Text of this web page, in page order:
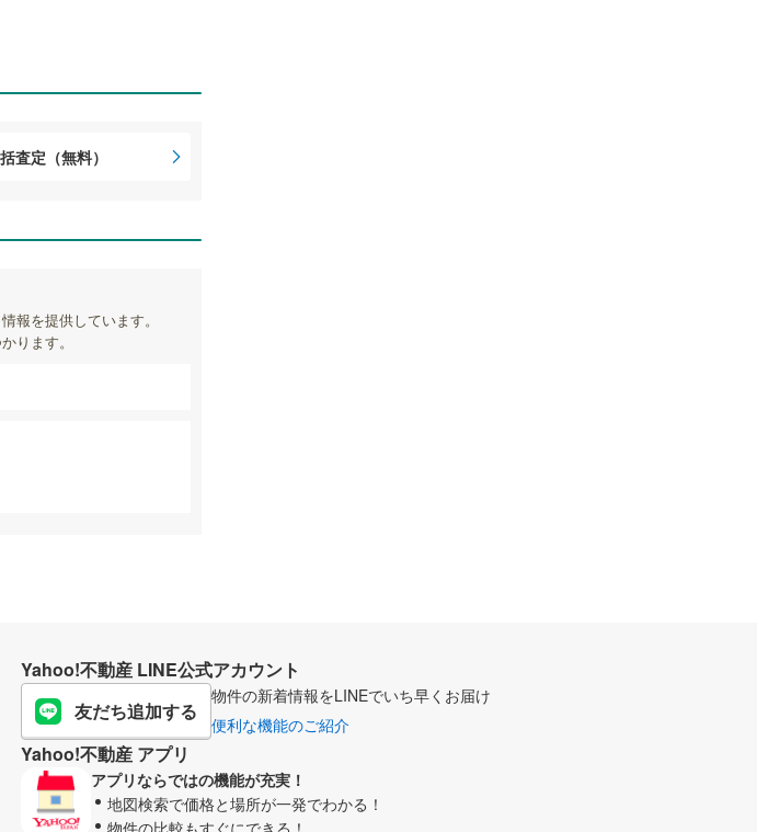
査定（無料）
報を提供しています。
ります。
Yahoo!不動産 LINE公式アカウント
友だち追加する
物件の新着情報をLINEでいち早くお届け
便利な機能のご紹介
Yahoo!不動産 アプリ
アプリならではの機能が充実！
地図検索で価格と場所が一発でわかる！
物件の比較もすぐにできる！